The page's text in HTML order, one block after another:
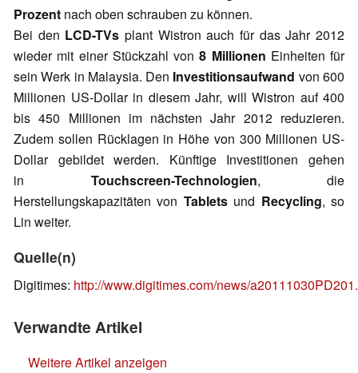
Prozent nach oben schrauben zu können.
Bei den LCD-TVs plant Wistron auch für das Jahr 2012
wieder mit einer Stückzahl von8 Millionen Einheiten für
sein Werk in Malaysia. Den Investitionsaufwand von 600
Millionen US-Dollar in diesem Jahr, will Wistron auf 400
bis 450 Millionen im nächsten Jahr 2012 reduzieren.
Zudem sollen Rücklagen in Höhe von 300 Millionen US-
Dollar gebildet werden. Künftige Investitionen gehen
in Touchscreen-Technologien, die
Herstellungskapazitäten von Tabletsund Recycling, so
Lin weiter.
Quelle(n)
Digitimes: http://www.digitimes.com/news/
Verwandte Artikel
Weitere Artikel anzeigen